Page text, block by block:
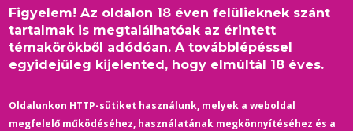
Figyelem! Az oldalon 18 éven felülieknek szánt
tartalmak is megtalálhatóak az érintett
témakörökből adódóan. A továbblépéssel
egyidejűleg kijelented, hogy elmúltál 18 éves.
Oldalunkon HTTP-sütiket használunk, melyek a weboldal
megfelelő működéséhez, használatának megkönnyítéséhez és a
Morzsa
Címlap /Külföld /
Az Európa Tanács a konverziós terápiák teljes betiltására
szólít fel